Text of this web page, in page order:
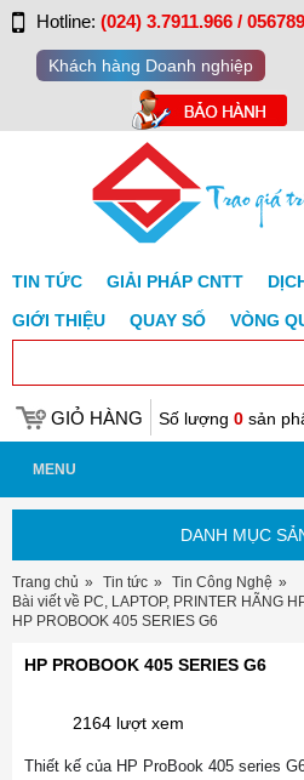
Hotline: (024) 3.7911.966 /
Khách hàng Doanh nghiệp
TIN TỨC GIẢI PHÁP CNTT
GIỚI THIỆU
QUAY SỐ VÒNG
GIỎ HÀNG Số lượng 0 sản
MENU
DANH MỤC
Trang chủ Tin tức
Tin Công Nghệ
Bài viết về PC, LAPTOP, PRINTER HÃNG
HP PROBOOK 405 SERIES G6
HP PROBOOK 405 SERIES G6
2164 lượt xem
Thiết kế của HP ProBook 405 series